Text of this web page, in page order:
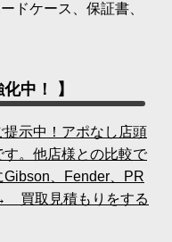
ドケース、保証書、
中！ 】
示中！アポなし店頭
。他店様との比較で
Gibson、Fender、PR
買取見積もりをする